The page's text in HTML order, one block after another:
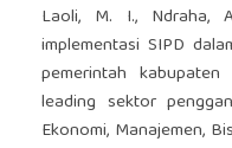
Laoli, M. I., Ndraha,
implementasi SIPD
pemerintah
leading sektor
Ekonomi, Manajemen,